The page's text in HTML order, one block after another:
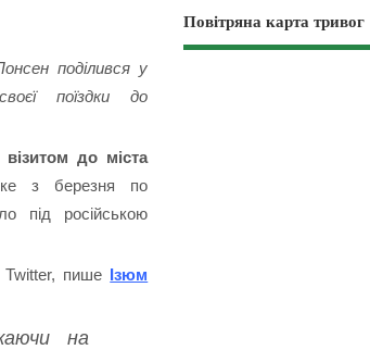
поділився у
поїздки до
до міста
з березня по
під російською
пише Ізюм
на
Повітряна карта тривог